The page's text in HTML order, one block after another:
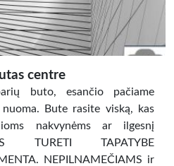
centre
buto, esančio pačiame
Bute rasite viską, kas
nakvynėms ar ilgesnį
TURETI TAPATYBE
NEPILNAMEČIAMS ir